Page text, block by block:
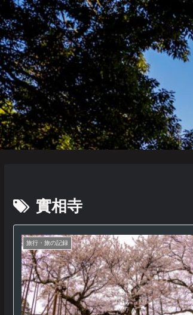
實相寺
旅行・旅の記録